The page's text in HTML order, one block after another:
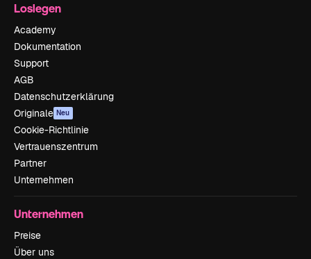
Loslegen
Academy
Dokumentation
Support
AGB
Datenschutzerklärung
Originale Neu
Cookie-Richtlinie
Vertrauenszentrum
Partner
Unternehmen
Unternehmen
Preise
Über uns